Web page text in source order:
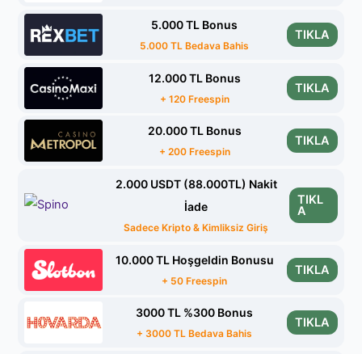
5.000 TL Bonus
5.000 TL Bedava Bahis
TIKLA
12.000 TL Bonus
+ 120 Freespin
TIKLA
20.000 TL Bonus
+ 200 Freespin
TIKLA
2.000 USDT (88.000TL) Nakit
İade
Sadece Kripto & Kimliksiz Giriş
TIKL
A
10.000 TL Hoşgeldin Bonusu
+ 50 Freespin
TIKLA
3000 TL %300 Bonus
+ 3000 TL Bedava Bahis
TIKLA